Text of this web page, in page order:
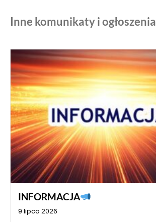
Inne komunikaty i ogłoszenia
INFORMACJA
9 lipca 2026